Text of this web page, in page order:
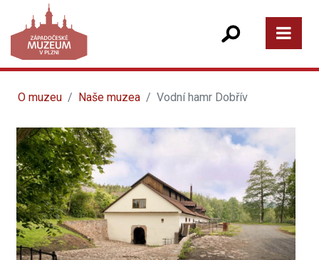
O muzeu Naše muzea Vodní hamr Dobřív